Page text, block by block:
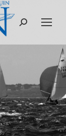
Recherche